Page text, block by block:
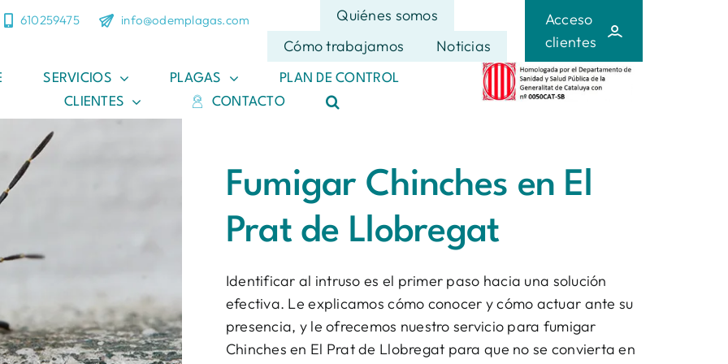
610259475 info@odemplagas.com
Quiénes somos
Cómo trabajamos
Noticias
Acceso
clientes
SERVICIOS PLAGAS
PLAN DE CONTROL
CLIENTES
CONTACTO
Fumigar Chinches en El
Prat de Llobregat
Identificar al intruso es el primer paso hacia una solución
efectiva. Le explicamos cómo conocer y cómo actuar ante su
presencia, y le ofrecemos nuestro servicio para fumigar
Chinches en El Prat de Llobregat para que no se convierta en